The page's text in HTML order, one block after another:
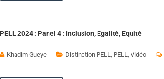
PELL 2024 : Panel 4 : Inclusion, Egalité, Equité
Khadim Gueye Distinction PELL, PELL, Vidéo